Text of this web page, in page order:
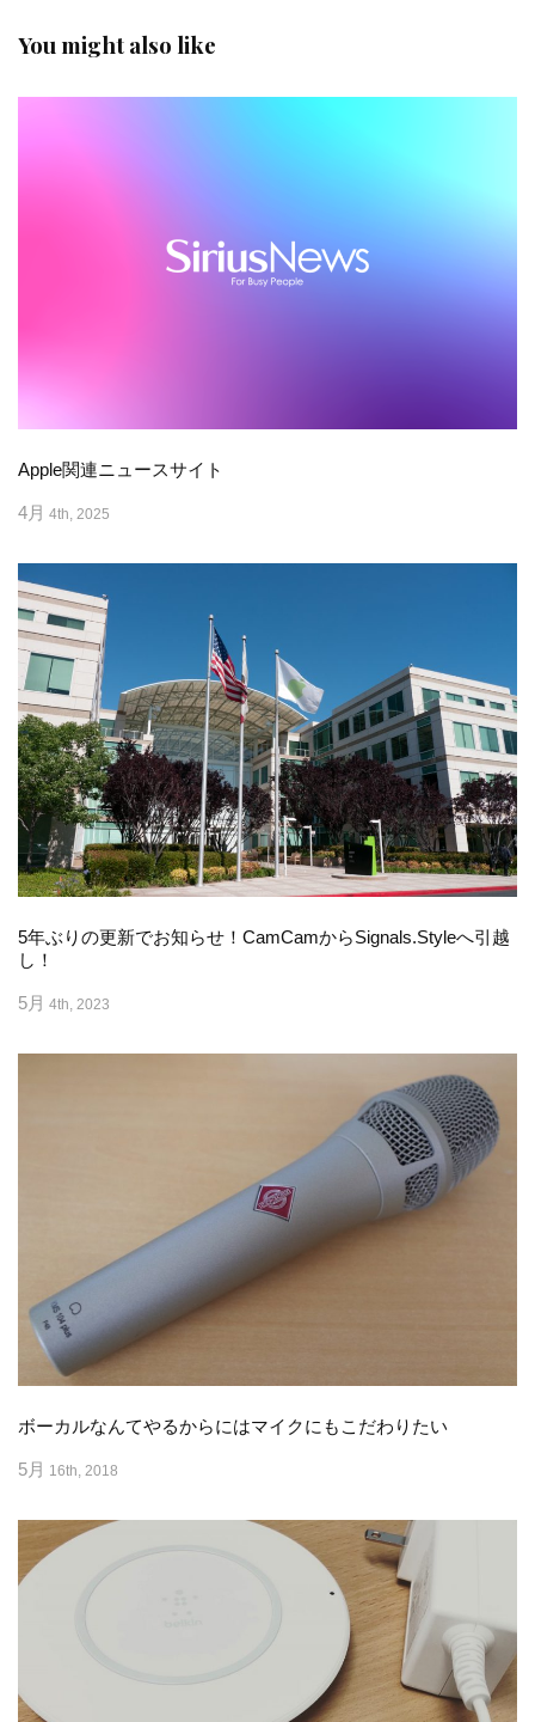
You might also like
Apple関連ニュースサイト
4月 4th, 2025
5年ぶりの更新でお知らせ！CamCamからSignals.Styleへ引越
し！
5月 4th, 2023
ボーカルなんてやるからにはマイクにもこだわりたい
5月 16th, 2018